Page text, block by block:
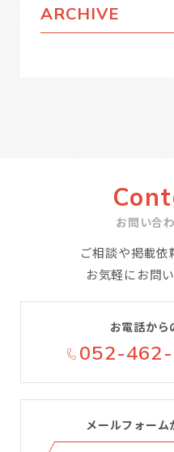
ARCHIVE
お問い合
ご相談や掲載依
お気軽にお問
お電話から
052-
メールフォー